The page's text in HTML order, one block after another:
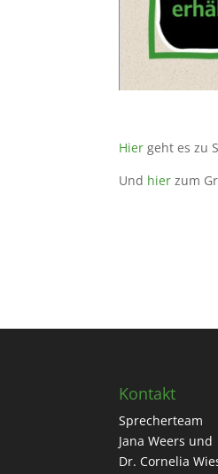
Hier geht es zu
Und hier zum
Kontakt
Sprecherteam
Jana Weers und
Dr. Cornelia